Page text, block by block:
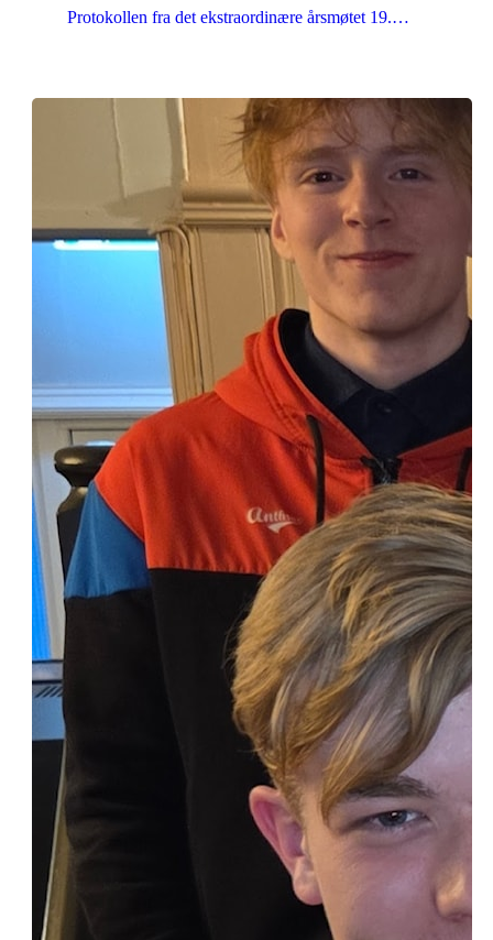
Protokollen fra det ekstraordinære årsmøtet 19.…